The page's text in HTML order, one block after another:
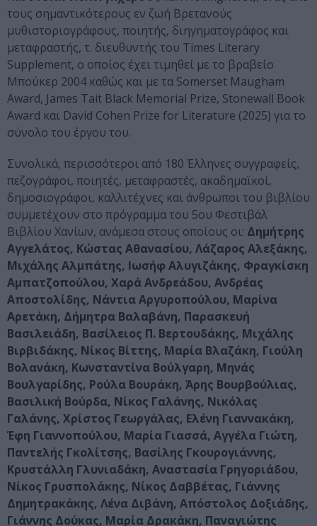
τους σημαντικότερους εν ζωή Βρετανούς
μυθιστοριογράφους, ποιητής, διηγηματογράφος και
μεταφραστής, τ. διευθυντής του Times Literary
Supplement, ο οποίος έχει τιμηθεί με το βραβείο
Μπούκερ 2004 καθώς και με τα Somerset Maugham
Award, James Tait Black Memorial Prize, Stonewall Book
Award και David Cohen Prize for Literature (2025) για το
σύνολο του έργου του.
Συνολικά, περισσότεροι από 180 Έλληνες συγγραφείς,
πεζογράφοι, ποιητές, μεταφραστές, ακαδημαϊκοί,
δημοσιογράφοι, καλλιτέχνες και άνθρωποι του βιβλίου
συμμετέχουν στο πρόγραμμα του 5ου Φεστιβάλ
Βιβλίου Χανίων, ανάμεσα στους οποίους οι: Δημήτρης
Αγγελάτος, Κώστας Αθανασίου, Λάζαρος Αλεξάκης,
Μιχάλης Αλμπάτης, Ιωσήφ Αλυγιζάκης, Φραγκίσκη
Αμπατζοπούλου, Χαρά Ανδρεάδου, Ανδρέας
Αποστολίδης, Νάντια Αργυροπούλου, Μαρίνα
Αρετάκη, Δήμητρα Βαλαβάνη, Παρασκευή
Βασιλειάδη, Βασίλειος Π. Βερτουδάκης, Μιχάλης
Βιρβιδάκης, Νίκος Βίττης, Μαρία Βλαζάκη, Γιούλη
Βολανάκη, Κωνσταντίνα Βούλγαρη, Μηνάς
Βουλγαρίδης, Ρούλα Βουράκη, Άρης Βουρβούλιας,
Βασιλική Βούρδα, Νίκος Γαλάνης, Νικόλας
Γαλάνης, Χρίστος Γεωργάλας, Ελένη Γιαννακάκη,
Έφη Γιαννοπούλου, Μαρία Γιασσά, Αγγέλα Γιώτη,
Παντελής Γκολίτσης, Βασίλης Γκουρογιάννης,
Κρυστάλλη Γλυνιαδάκη, Αναστασία Γρηγοριάδου,
Νίκος Γρυσπολάκης, Νίκος Δαββέτας, Γιάννης
Δημητρακάκης, Λένα Διβάνη, Απόστολος Δοξιάδης,
Γιάννης Δούκας, Μαρία Δρακάκη, Παναγιώτης